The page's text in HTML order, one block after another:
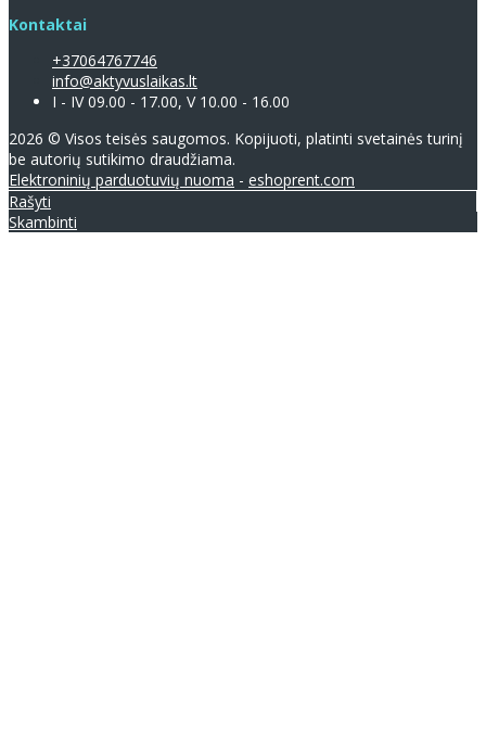
Kontaktai
+37064767746
info@aktyvuslaikas.lt
I - IV 09.00 - 17.00, V 10.00 - 16.00
2026 © Visos teisės saugomos. Kopijuoti, platinti svetainės turinį
be autorių sutikimo draudžiama.
Elektroninių parduotuvių nuoma - eshoprent.com
Rašyti
Skambinti